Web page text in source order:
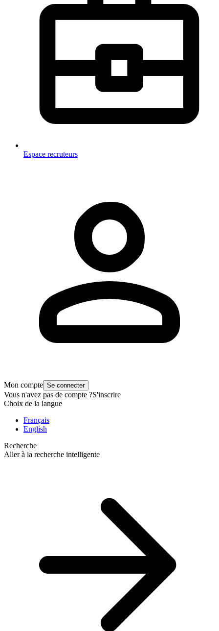
Espace recruteurs
Mon compte Se connecter
Vous n'avez pas de compte ?S'inscrire
Choix de la langue
Français
English
Recherche
Aller à la recherche intelligente